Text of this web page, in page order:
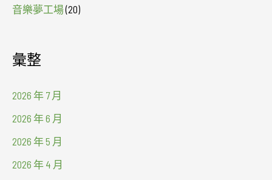
音樂夢工場(20)
彙整
2026 年 7 月
2026 年 6 月
2026 年 5 月
2026 年 4 月